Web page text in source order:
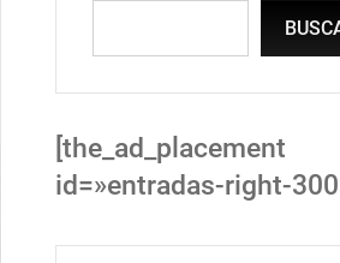
[the_ad_placement
id=»entradas-right-